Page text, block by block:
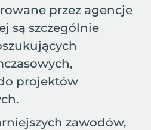
przez agencje
są szczególnie
projektów
zawodów,